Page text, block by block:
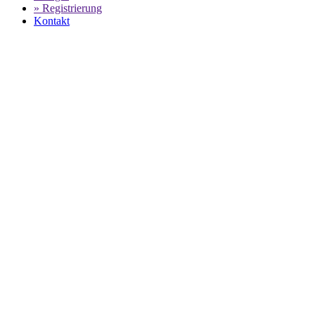
» Registrierung
Kontakt